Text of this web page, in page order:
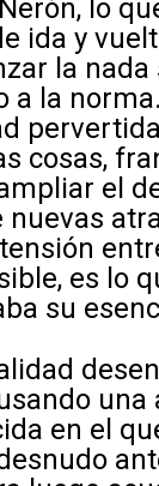
lo
ida y
la nada
a la
cosas,
el
nuevas
es lo
su
una
en el